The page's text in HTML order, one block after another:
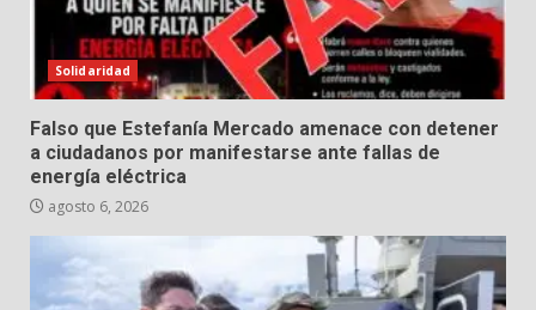
Solidaridad
Falso que Estefanía Mercado amenace con detener
a ciudadanos por manifestarse ante fallas de
energía eléctrica
agosto 6, 2026